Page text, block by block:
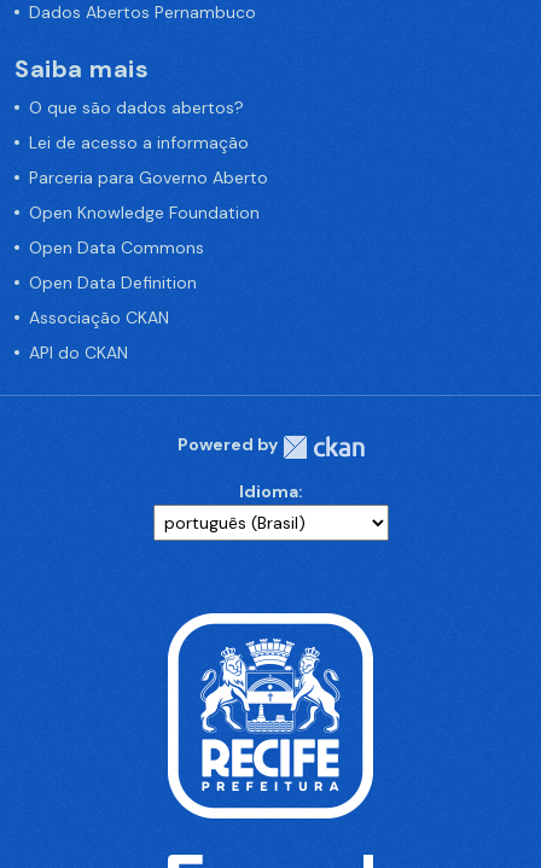
Dados Abertos Pernambuco
Saiba mais
O que são dados abertos?
Lei de acesso a informação
Parceria para Governo Aberto
Open Knowledge Foundation
Open Data Commons
Open Data Definition
Associação CKAN
API do CKAN
Powered by
Idioma